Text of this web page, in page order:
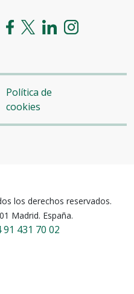
Política de
cookies
los derechos reservados.
Madrid. España.
431 70 02